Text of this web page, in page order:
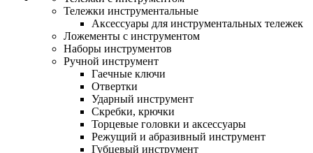
Тележки инструментальные
Аксессуары для инструментальных тележек
Ложементы с инструментом
Наборы инструментов
Ручной инструмент
Гаечные ключи
Отвертки
Ударный инструмент
Скребки, крючки
Торцевые головки и аксессуары
Режущий и абразивный инструмент
Губцевый инструмент